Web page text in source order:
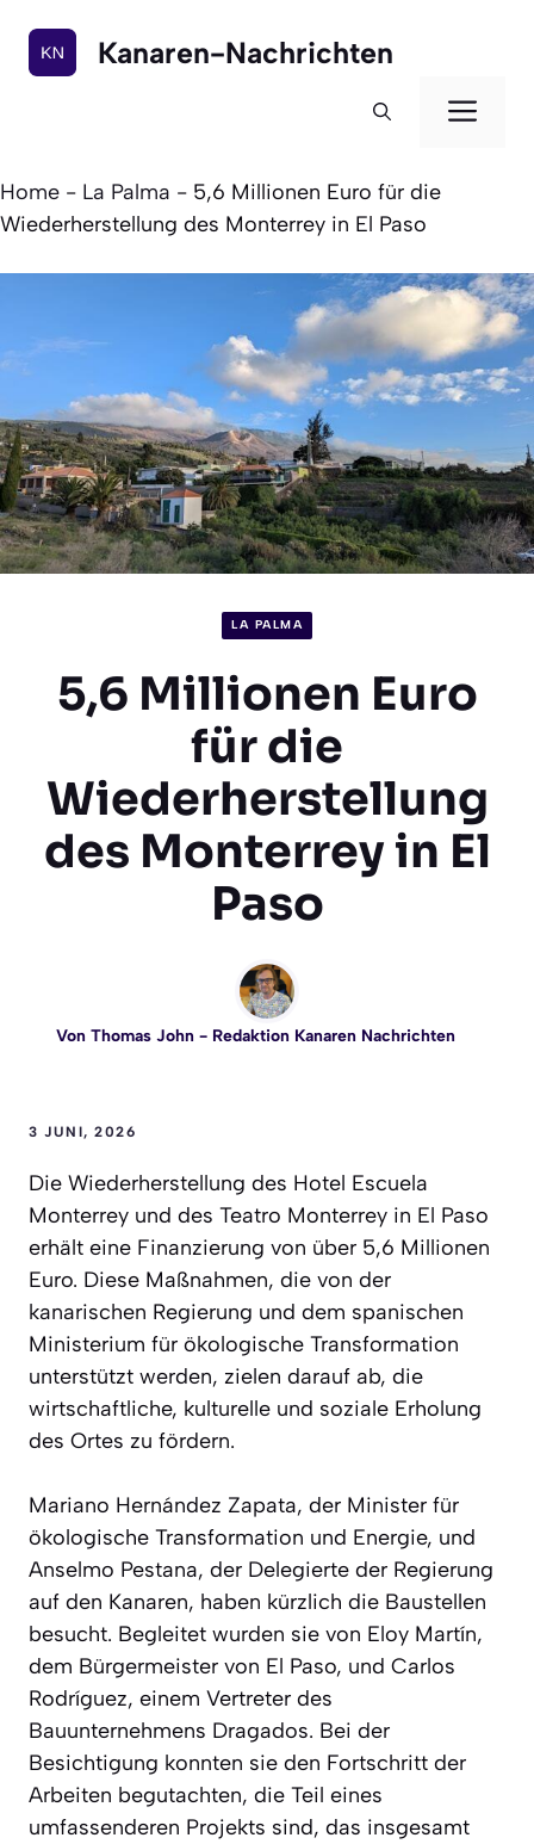
Inhalt
springen
Kanaren-Nachrichten
Home - La Palma - 5,6 Millionen Euro für die
Wiederherstellung des Monterrey in El Paso
LA PALMA
5,6 Millionen Euro
für die
Wiederherstellung
des Monterrey in El
Paso
Von Thomas John- Redaktion Kanaren Nachrichten
3 JUNI, 2026
Die Wiederherstellung des Hotel Escuela
Monterrey und des Teatro Monterrey in El Paso
erhält eine Finanzierung von über 5,6 Millionen
Euro. Diese Maßnahmen, die von der
kanarischen Regierung und dem spanischen
Ministerium für ökologische Transformation
unterstützt werden, zielen darauf ab, die
wirtschaftliche, kulturelle und soziale Erholung
des Ortes zu fördern.
Mariano Hernández Zapata, der Minister für
ökologische Transformation und Energie, und
Anselmo Pestana, der Delegierte der Regierung
auf den Kanaren, haben kürzlich die Baustellen
besucht. Begleitet wurden sie von Eloy Martín,
dem Bürgermeister von El Paso, und Carlos
Rodríguez, einem Vertreter des
Bauunternehmens Dragados. Bei der
Besichtigung konnten sie den Fortschritt der
Arbeiten begutachten, die Teil eines
umfassenderen Projekts sind, das insgesamt